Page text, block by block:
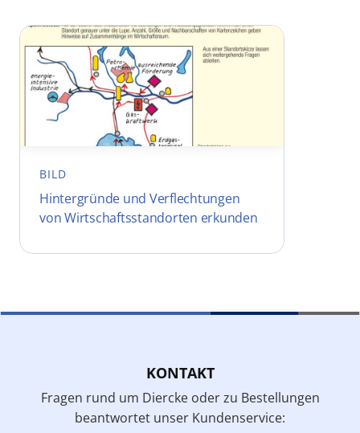
BILD
Hintergründe und Verflechtungen
von Wirtschaftsstandorten erkunden
KONTAKT
Fragen rund um Diercke oder zu Bestellungen
beantwortet unser Kundenservice: